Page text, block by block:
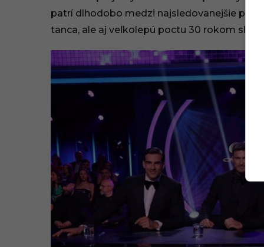
patrí dlhodobo medzi najsledovanejšie
tanca, ale aj veľkolepú poctu 30 rokom